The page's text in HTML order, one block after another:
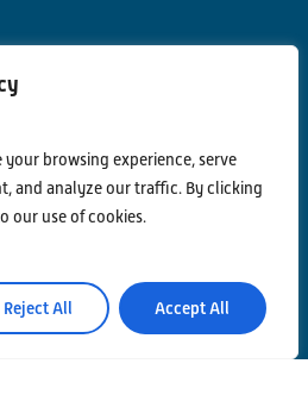
browsing experience, serve
and analyze our traffic. By clicking
our use of cookies.
Reject All Accept All